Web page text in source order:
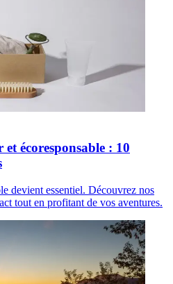
écoresponsable : 10
devient essentiel. Découvrez nos
tout en profitant de vos aventures.